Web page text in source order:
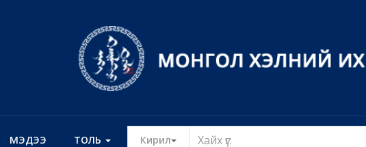
МЭДЭЭ ТОЛЬ Кирил Toggle Dropdown